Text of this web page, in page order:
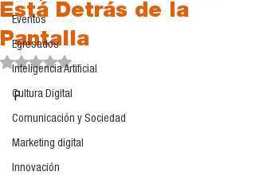
Eventos
Egresados
Inteligencia Artificial
Cultura Digital
Comunicación y Sociedad
Marketing digital
Innovación
Está Detrás de la
Pantalla
Obtuvo NaN de 5 estrellas.
P